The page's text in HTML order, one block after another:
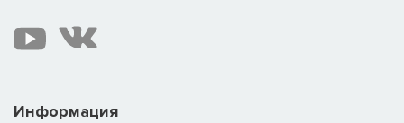
Информация